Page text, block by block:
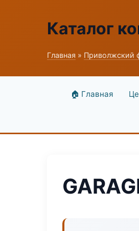
Каталог
Главная » Приволжский
🏠 Главная